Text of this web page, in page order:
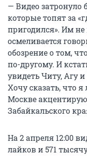
— Видео затронуло
которые топят за
пригодился». Им не
осмеливается
обозрение о том,
по-другому. И
увидеть Читу, Агу
Хочу сказать, что
Москве
Забайкальского
На 2 апреля 12:00
лайков и 571